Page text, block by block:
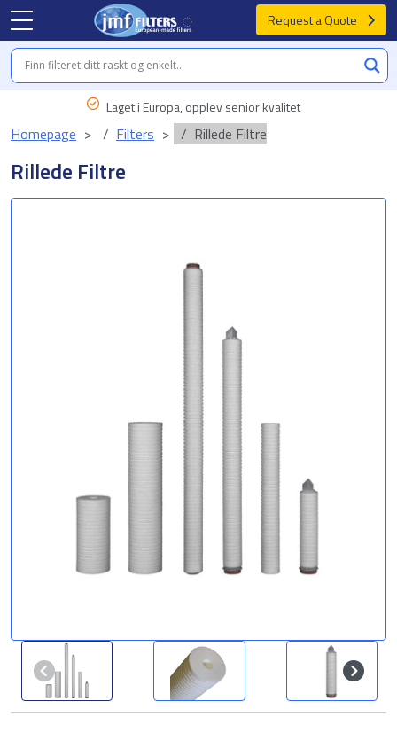
Request a Quote
Laget i Europa, opplev senior kvalitet
Homepage Filters Rillede Filtre
Rillede Filtre